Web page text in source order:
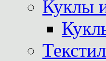
Куклы